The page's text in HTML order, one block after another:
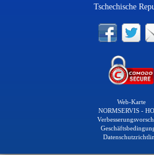
Tschechische
Web-Karte
NORMSERVIS -